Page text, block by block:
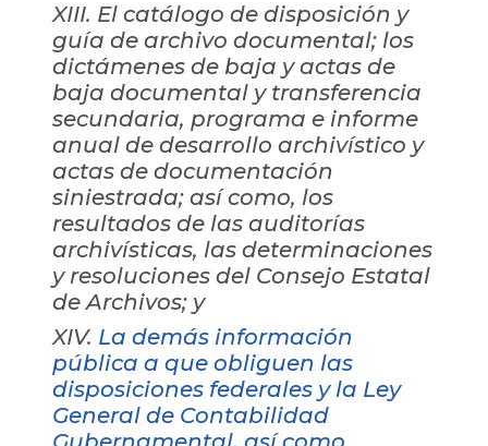
XIII. El catálogo de disposición y
guía de archivo documental; los
dictámenes de baja y actas de
baja documental y transferencia
secundaria, programa e informe
anual de desarrollo archivístico y
actas de documentación
siniestrada; así como, los
resultados de las auditorías
archivísticas, las determinaciones
y resoluciones del Consejo Estatal
de Archivos; y
XIV. La demás información
pública a que obliguen las
disposiciones federales y la Ley
General de Contabilidad